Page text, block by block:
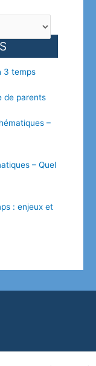
3 temps
de parents
–
– Quel
: enjeux et